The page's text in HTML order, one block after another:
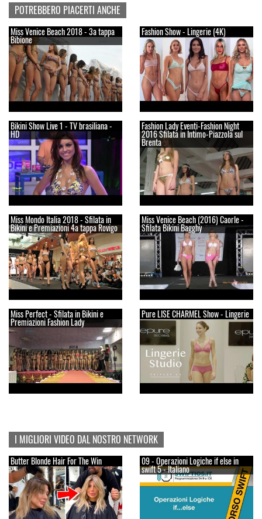
POTREBBERO PIACERTI ANCHE
Miss Venice Beach 2018 - 3a tappa
Bibione
Fashion Show - Lingerie (4K)
Bikini Show Live 1 - TV brasiliana -
HD
Fashion Lady Eventi-Fashion Night
2016 Sfilata in Intimo-Piazzola sul
Brenta
Miss Mondo Italia 2018 - Sfilata in
Bikini e Premiazioni 4a tappa Rovigo
Miss Venice Beach (2016) Caorle -
Sfilata Bikini Bagghy
Miss Perfect - Sfilata in Bikini e
Premiazioni Fashion Lady
Pure LISE CHARMEL Show - Lingerie
I MIGLIORI VIDEO DAL NOSTRO NETWORK
Butter Blonde Hair For The Win 09 - Operazioni Logiche if else in
swift 5 - Italiano